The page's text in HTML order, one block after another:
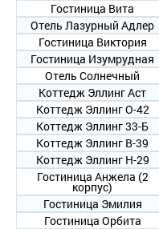
Гостиница Вита
Отель Лазурный Адлер
Гостиница Виктория
Гостиница Изумрудная
Отель Солнечный
Коттедж Эллинг Аст
Коттедж Эллинг О-42
Коттедж Эллинг 33-Б
Коттедж Эллинг В-39
Коттедж Эллинг Н-29
Гостиница Анжела (2
корпус)
Гостиница Эмилия
Гостиница Орбита